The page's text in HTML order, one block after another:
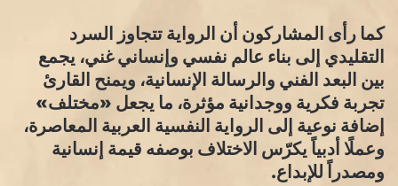
كما رأى المشاركون أن الرواية تتجاوز السرد
التقليدي إلى بناء عالم نفسي وإنساني غني، يجمع
بين البعد الفني والرسالة الإنسانية، ويمنح القارئ
تجربة فكرية ووجدانية مؤثرة، ما يجعل «مختلف»
إضافة نوعية إلى الرواية النفسية العربية المعاصرة،
وعملًا أدبياً يكرّس الاختلاف بوصفه قيمة إنسانية
ومصدراً للإبداع.